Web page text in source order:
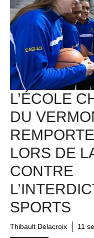
L’ÉCOLE
DU
LORS DE
CONTRE
SPORTS
Thibault Delacroix 11